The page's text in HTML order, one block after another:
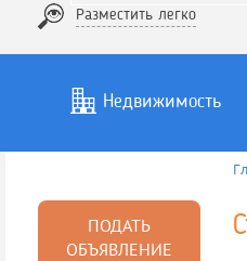
Разместить легко
Недвижимость
Услуги
ПОДАТЬ
ОБЪЯВЛЕНИЕ